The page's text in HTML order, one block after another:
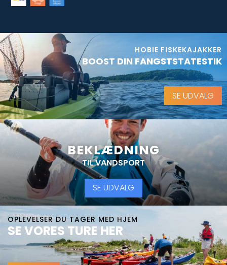
HOBIE FISKEKAJAKKER
BOOST DIN FANGSTSTATESTIK
SE UDVALG
BEKLÆDNING
TIL VANDSPORT
SE UDVALG
OPLEVELSER DU TAGER MED HJEM
SE VORES TURE HER